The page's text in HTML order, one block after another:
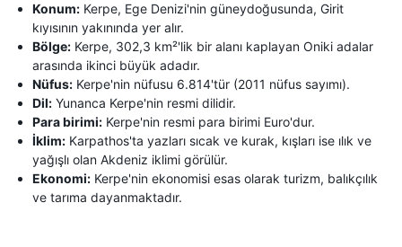
Konum: Kerpe, Ege Denizi'nin güneydoğusunda, Girit
kıyısının yakınında yer alır.
Bölge: Kerpe, 302,3 km²'lik bir alanı kaplayan Oniki adalar
arasında ikinci büyük adadır.
Nüfus: Kerpe'nin nüfusu 6.814'tür (2011 nüfus sayımı).
Dil: Yunanca Kerpe'nin resmi dilidir.
Para birimi: Kerpe'nin resmi para birimi Euro'dur.
İklim: Karpathos'ta yazları sıcak ve kurak, kışları ise ılık ve
yağışlı olan Akdeniz iklimi görülür.
Ekonomi: Kerpe'nin ekonomisi esas olarak turizm, balıkçılık
ve tarıma dayanmaktadır.